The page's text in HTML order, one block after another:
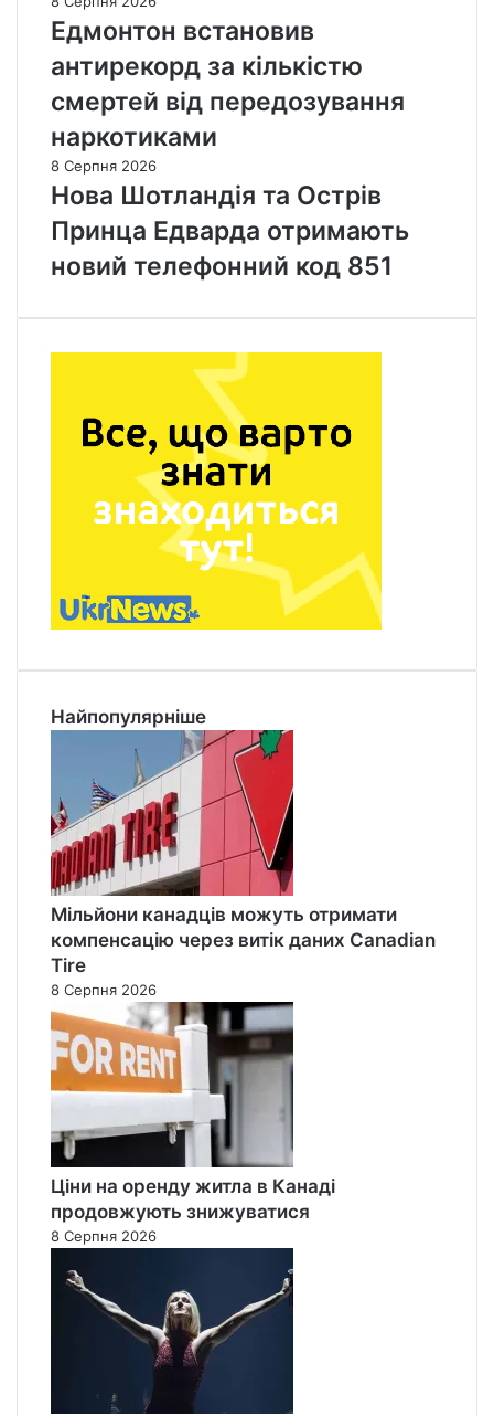
Едмонтон встановив
антирекорд за кількістю
смертей від передозування
наркотиками
8 Серпня 2026
Нова Шотландія та Острів
Принца Едварда отримають
новий телефонний код 851
Найпопулярніше
Мільйони канадців можуть отримати
компенсацію через витік даних Canadian
Tire
8 Серпня 2026
Ціни на оренду житла в Канаді
продовжують знижуватися
8 Серпня 2026